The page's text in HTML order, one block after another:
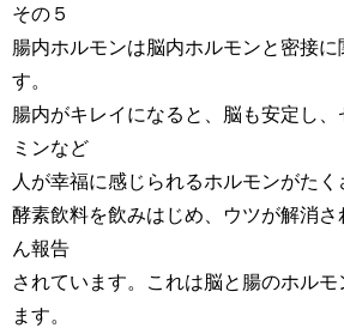
その５
腸内ホルモンは脳内ホルモンと密接
す。
腸内がキレイになると、脳も安定し
ミンなど
人が幸福に感じられるホルモンがたく
酵素飲料を飲みはじめ、ウツが解消さ
ん報告
されています。これは脳と腸のホル
ます。